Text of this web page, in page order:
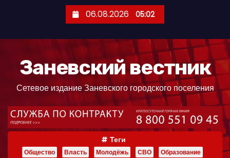
06.08.2026 05:02
Заневский вестник
Сетевое издание Заневского городского поселения
Теги
Общество Власть Молодёжь СВО
Образование